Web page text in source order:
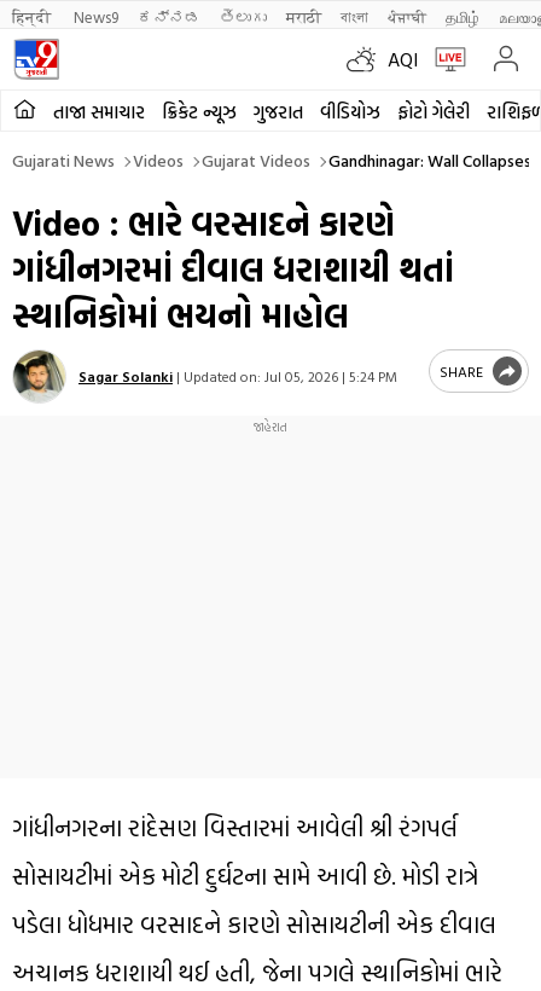
हिन्दी News9 ಕನ್ನಡ తెలుగు मराठी বাংলা ਪੰਜਾਬੀ தமிழ்
AQI
તાજા સમાચાર ક્રિકેટ ન્યૂઝ ગુજરાત વીડિયોઝ ફોટો ગેલેરી
Gujarati News Videos Gujarat Videos Gandhinagar: Wall Collapses
Video : ભારે વરસાદને કારણે
ગાંધીનગરમાં દીવાલ ધરાશાયી થતાં
સ્થાનિકોમાં ભયનો માહોલ
Sagar Solanki | Updated on: Jul 05, 2026 | 5:24 PM SHARE
ગાંધીનગરના રાંદેસણ વિસ્તારમાં આવેલી શ્રી રંગપર્લ
સોસાયટીમાં એક મોટી દુર્ઘટના સામે આવી છે. મોડી રાત્રે
પડેલા ધોધમાર વરસાદને કારણે સોસાયટીની એક દીવાલ
અચાનક ધરાશાયી થઈ હતી, જેના પગલે સ્થાનિકોમાં ભારે